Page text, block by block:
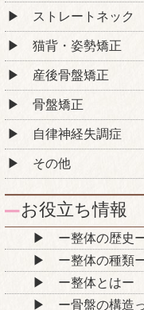
ストレートネック
猫背・姿勢矯正
産後骨盤矯正
骨盤矯正
自律神経失調症
その他
お役立ち情報
ー整体の歴史
ー整体の種類
ー整体とはー
ー骨盤の構造